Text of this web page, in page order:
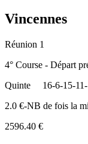
Vincennes
Réunion 1
4° Course - Départ
Quinte
16-6-15-
2.0 €-NB de fois la
2596.40 €